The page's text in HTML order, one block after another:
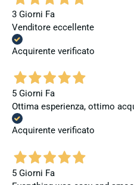
3 Giorni Fa
Venditore eccellente
Acquirente verificato
5 Giorni Fa
Ottima esperienza, ottimo
Acquirente verificato
5 Giorni Fa